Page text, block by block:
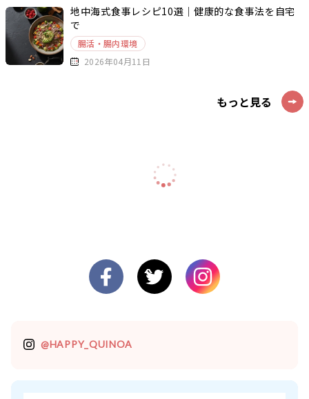
地中海式食事レシピ10選｜健康的な食事法を自宅
で
腸活・腸内環境
2026年04月11日
もっと見る
@HAPPY_QUINOA